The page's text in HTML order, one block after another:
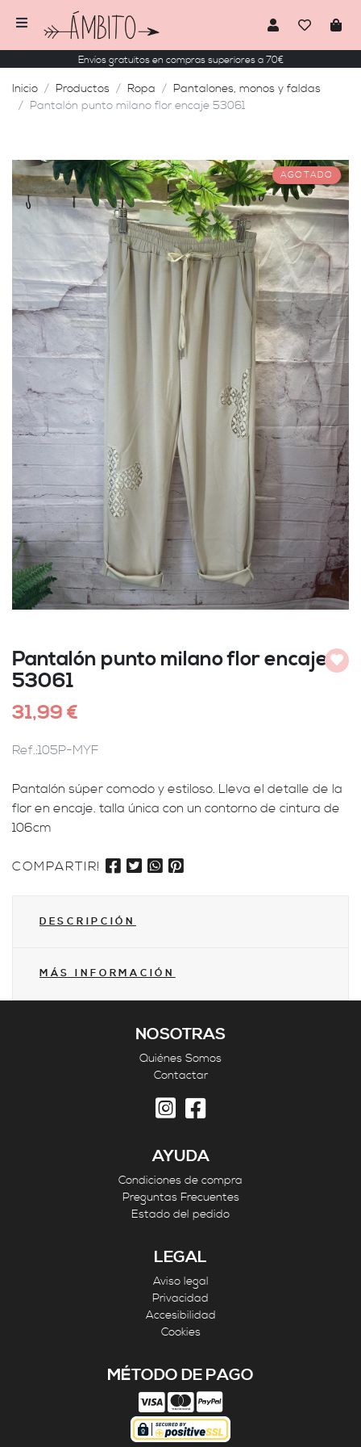
Envíos gratuitos en compras superiores a 70€
Inicio Productos Ropa
Pantalones, monos y faldas
Pantalón punto milano flor encaje 53061
AGOTADO
Pantalón punto milano flor encaje
53061
31,99 €
Ref.:105P-MYF
Pantalón súper comodo y estiloso. Lleva el detalle de la
flor en encaje. talla única con un contorno de cintura de
106cm
COMPARTIR!
DESCRIPCIÓN
MÁS INFORMACIÓN
NOSOTRAS
Quiénes Somos
Contactar
AYUDA
Condiciones de compra
Preguntas Frecuentes
Estado del pedido
LEGAL
Aviso legal
Privacidad
Accesibilidad
Cookies
MÉTODO DE PAGO